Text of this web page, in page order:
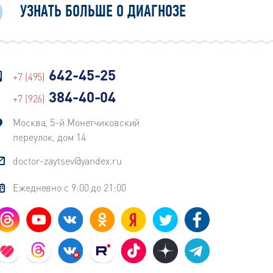
УЗНАТЬ БОЛЬШЕ О ДИАГНОЗЕ
+7 (495) 642-45-25
+7 (926) 384-40-04
Москва, 5-й Монетчиковский
переулок, дом 14
doctor-zaytsev@yandex.ru
Ежедневно с 9:00 до 21:00